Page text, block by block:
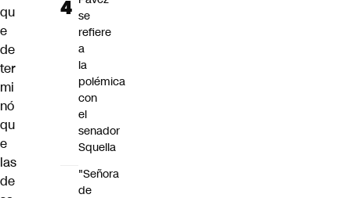
qu
e
de
ter
mi
nó
qu
e
las
de
se
refiere
a
la
polémica
con
el
senador
Squella
"Señora
de